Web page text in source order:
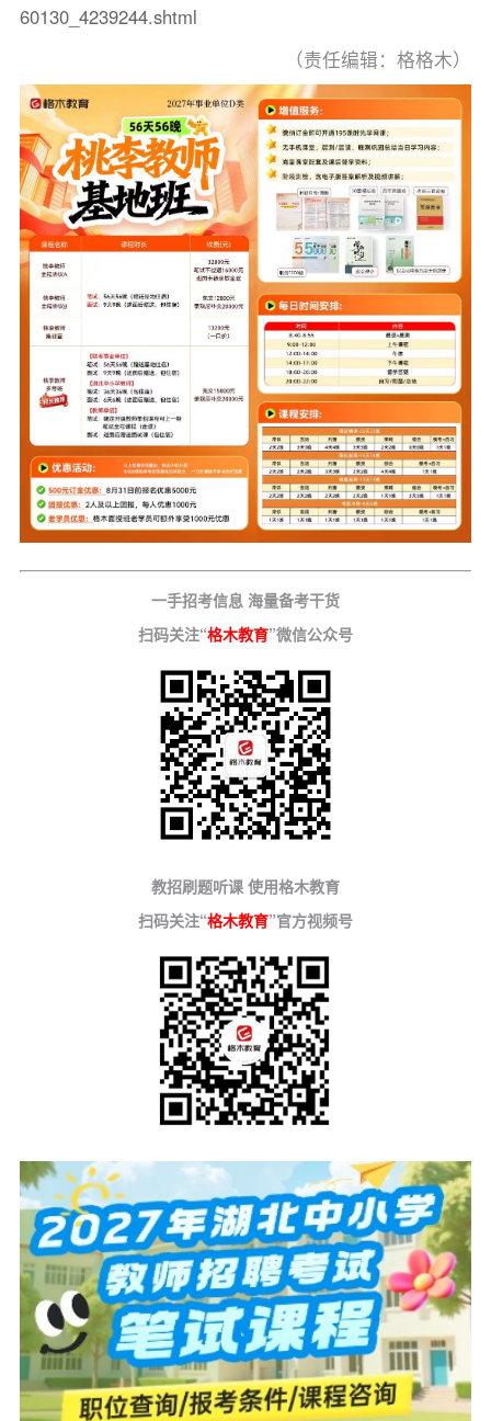
60130_4239244.shtml
（责任编辑：格格木）
一手招考信息 海量备考干货
扫码关注“格木教育”微信公众号
教招刷题听课 使用格木教育
扫码关注“格木教育”官方视频号